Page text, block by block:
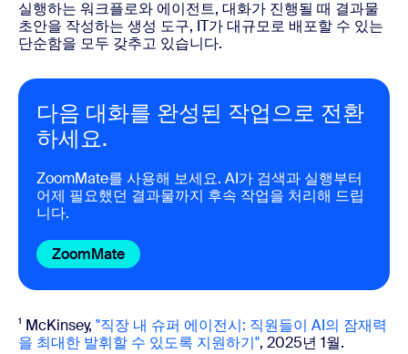
실행하는 워크플로와 에이전트, 대화가 진행될 때 결과물
초안을 작성하는 생성 도구, IT가 대규모로 배포할 수 있는
단순함을 모두 갖추고 있습니다.
다음 대화를 완성된 작업으로 전환
하세요.
ZoomMate를 사용해 보세요. AI가 검색과 실행부터
어제 필요했던 결과물까지 후속 작업을 처리해 드립
니다.
ZoomMate
¹ McKinsey, "직장 내 슈퍼 에이전시: 직원들이 AI의 잠재력
을 최대한 발휘할 수 있도록 지원하기", 2025년 1월.